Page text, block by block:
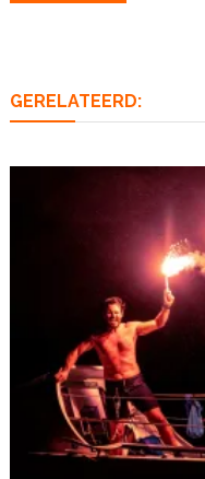
GERELATEERD: